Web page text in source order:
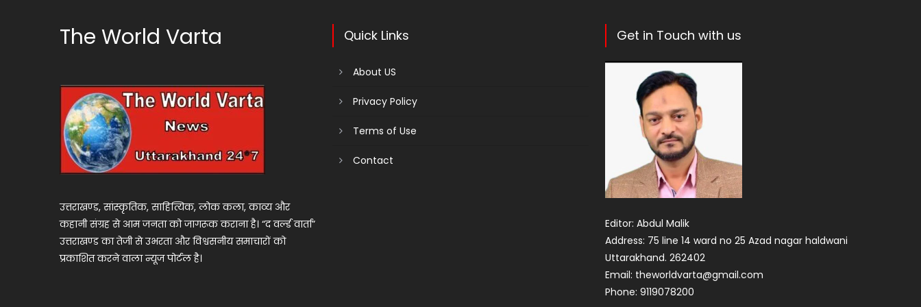
The World Varta
उत्तराखण्ड, सांस्कृतिक, साहित्यिक, लोक कला, काव्य और
कहानी संग्रह से आम जनता को जागरूक कराना है। “द वर्ल्ड वार्ता”
उत्तराखण्ड का तेजी से उभरता और विश्वसनीय समाचारों को
प्रकाशित करने वाला न्यूज पोर्टल है।
Quick Links
About US
Privacy Policy
Terms of Use
Contact
Get in Touch with us
Editor: Abdul Malik
Address: 75 line 14 ward no 25 Azad nagar haldwani
Uttarakhand. 262402
Email: theworldvarta@gmail.com
Phone: 9119078200